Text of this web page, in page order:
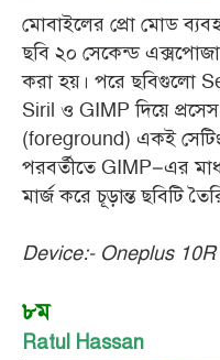
মোবাইলের প্রো মোড
ছবি ২০ সেকেন্ড
করা হয়। পরে ছবিগুলো
Siril ও GIMP দিয়ে
(foreground) একই
পরবর্তীতে GIMP–এর
মার্জ করে চূড়ান্ত ছবিটি
Device:- Oneplus 10R
৮ম
Ratul Hassan